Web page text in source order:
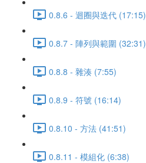
0.8.6 - 迴圈與迭代 (17:15)
0.8.7 - 陣列與範圍 (32:31)
0.8.8 - 雜湊 (7:55)
0.8.9 - 符號 (16:14)
0.8.10 - 方法 (41:51)
0.8.11 - 模組化 (6:38)